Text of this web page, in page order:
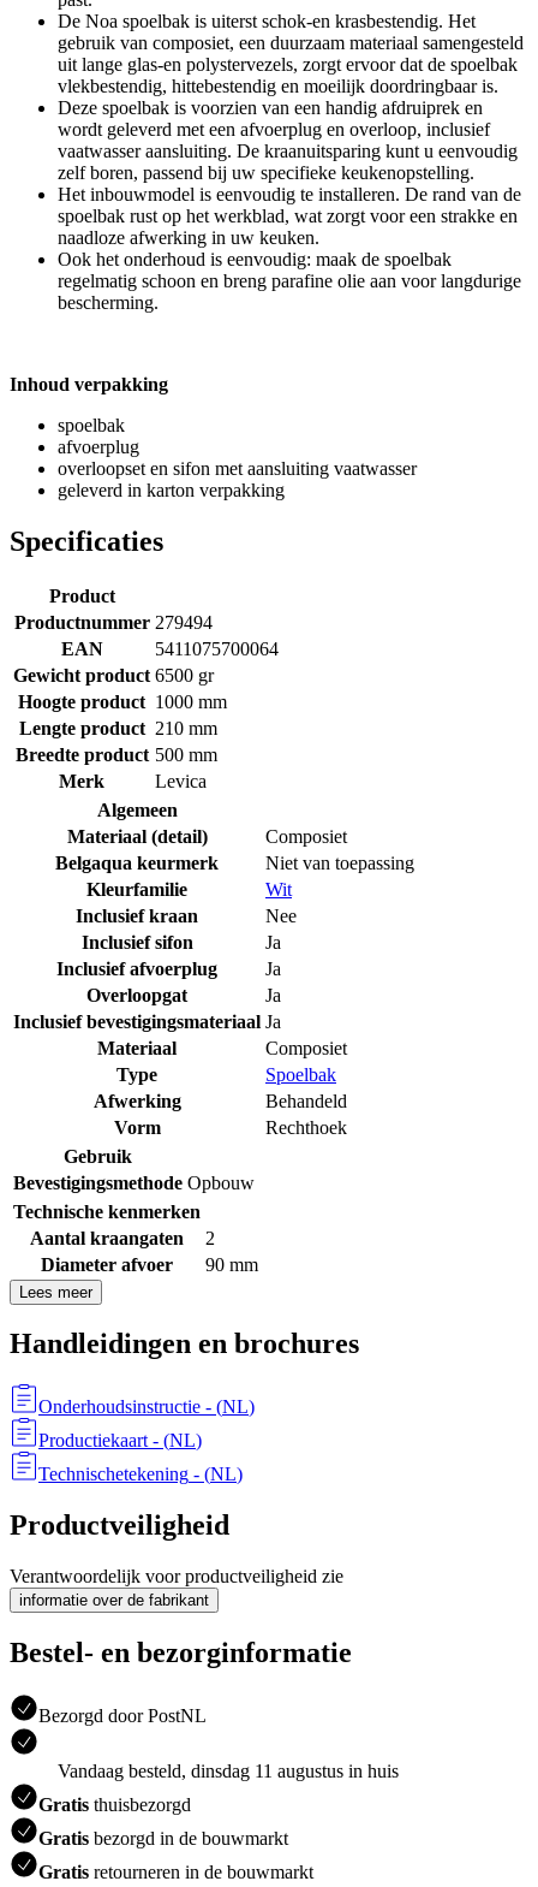
De Noa spoelbak is uiterst schok-en krasbestendig. Het
gebruik van composiet, een duurzaam materiaal samengesteld
uit lange glas-en polystervezels, zorgt ervoor dat de spoelbak
vlekbestendig, hittebestendig en moeilijk doordringbaar is.
Deze spoelbak is voorzien van een handig afdruiprek en
wordt geleverd met een afvoerplug en overloop, inclusief
vaatwasser aansluiting. De kraanuitsparing kunt u eenvoudig
zelf boren, passend bij uw specifieke keukenopstelling.
Het inbouwmodel is eenvoudig te installeren. De rand van de
spoelbak rust op het werkblad, wat zorgt voor een strakke en
naadloze afwerking in uw keuken.
Ook het onderhoud is eenvoudig: maak de spoelbak
regelmatig schoon en breng parafine olie aan voor langdurige
bescherming.
Inhoud verpakking
spoelbak
afvoerplug
overloopset en sifon met aansluiting vaatwasser
geleverd in karton verpakking
Specificaties
Product
Productnummer 279494
EAN
5411075700064
Gewicht product 6500 gr
Hoogte product 1000 mm
Lengte product 210 mm
Breedte product 500 mm
Merk
Levica
Algemeen
Materiaal (detail)
Composiet
Belgaqua keurmerk
Niet van toepassing
Kleurfamilie
Wit
Inclusief kraan
Nee
Inclusief sifon
Ja
Inclusief afvoerplug
Ja
Overloopgat
Ja
Inclusief bevestigingsmateriaal Ja
Materiaal
Composiet
Type
Spoelbak
Afwerking
Behandeld
Vorm
Rechthoek
Gebruik
Bevestigingsmethode Opbouw
Technische kenmerken
Aantal kraangaten
2
Diameter afvoer
90 mm
Lees meer
Handleidingen en brochures
Onderhoudsinstructie - (NL)
Productiekaart - (NL)
Technischetekening - (NL)
Productveiligheid
Verantwoordelijk voor productveiligheid zie
informatie over de fabrikant
Bestel- en bezorginformatie
Bezorgd door PostNL
Vandaag besteld, dinsdag 11 augustus in huis
Gratis thuisbezorgd
Gratis bezorgd in de bouwmarkt
Gratis retourneren in de bouwmarkt